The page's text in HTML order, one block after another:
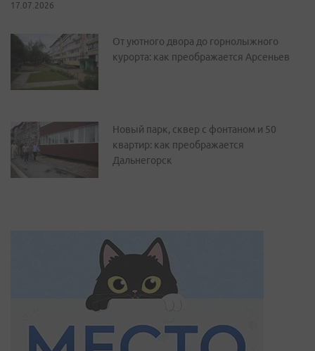
17.07.2026
От уютного двора до горнолыжного
курорта: как преображается Арсеньев
Новый парк, сквер с фонтаном и 50
квартир: как преображается
Дальнегорск